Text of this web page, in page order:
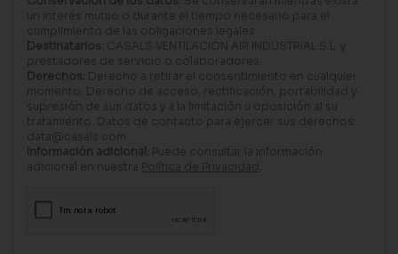
un interés mutuo o durante el tiempo necesario para el
cumplimiento de las obligaciones legales.
Destinatarios: CASALS VENTILACIÓN AIR INDUSTRIAL S.L. y
prestadores de servicio o colaboradores.
Derechos: Derecho a retirar el consentimiento en cualquier
momento. Derecho de acceso, rectificación, portabilidad y
supresión de sus datos y a la limitación u oposición al su
tratamiento. Datos de contacto para ejercer sus derechos:
data@casals.com
Información adicional: Puede consultar la información
adicional en nuestra Política de Privacidad